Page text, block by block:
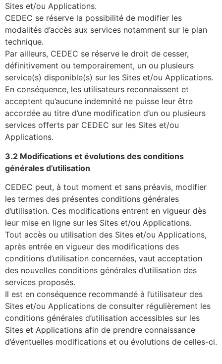
Sites et/ou Applications.
CEDEC se réserve la possibilité de modifier les
modalités d’accès aux services notamment sur le plan
technique.
Par ailleurs, CEDEC se réserve le droit de cesser,
définitivement ou temporairement, un ou plusieurs
service(s) disponible(s) sur les Sites et/ou Applications.
En conséquence, les utilisateurs reconnaissent et
acceptent qu’aucune indemnité ne puisse leur être
accordée au titre d’une modification d’un ou plusieurs
services offerts par CEDEC sur les Sites et/ou
Applications.
3.2 Modifications et évolutions des conditions
générales d’utilisation
CEDEC peut, à tout moment et sans préavis, modifier
les termes des présentes conditions générales
d’utilisation. Ces modifications entrent en vigueur dès
leur mise en ligne sur les Sites et/ou Applications.
Tout accès ou utilisation des Sites et/ou Applications,
après entrée en vigueur des modifications des
conditions d’utilisation concernées, vaut acceptation
des nouvelles conditions générales d’utilisation des
services proposés.
Il est en conséquence recommandé à l’utilisateur des
Sites et/ou Applications de consulter régulièrement les
conditions générales d’utilisation accessibles sur les
Sites et Applications afin de prendre connaissance
d’éventuelles modifications et ou évolutions de celles-ci.